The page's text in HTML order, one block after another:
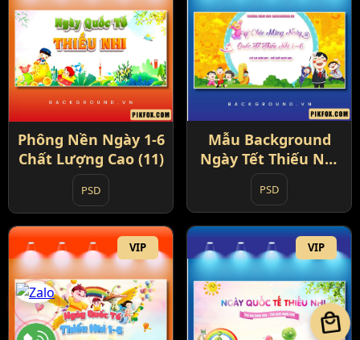
Phông Nền Ngày 1-6
Chất Lượng Cao (11)
PSD
Mẫu Background
Ngày Tết Thiếu Nhi
1-6 (12)
PSD
VIP VIP
local_mall